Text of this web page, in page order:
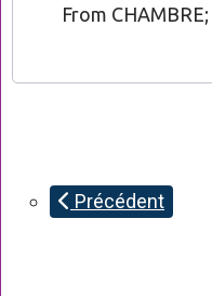
From CHAMBRE;
Précédent